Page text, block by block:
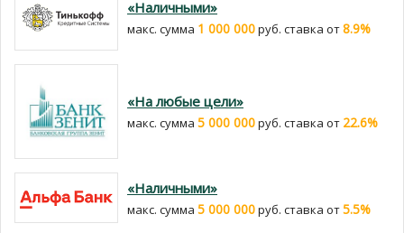
«Наличными»
макс. сумма 1 000 000руб. cтавка от8.9%
«На любые цели»
макс. сумма 5 000 000руб. cтавка от 22.6%
«Наличными»
макс. сумма 5 000 000руб. cтавка от5.5%